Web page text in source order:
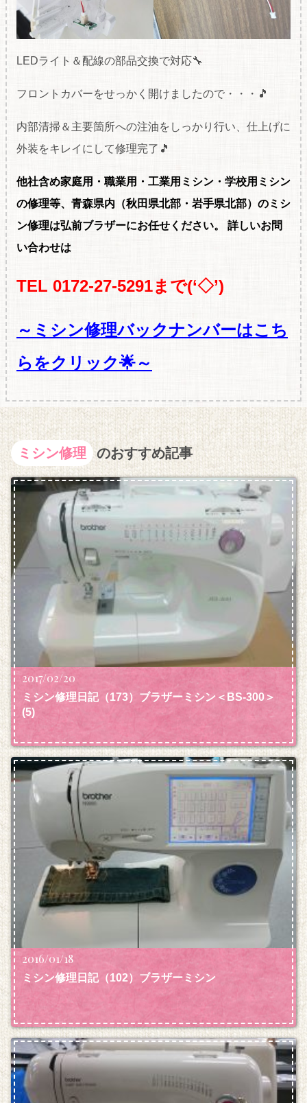
LEDライト＆配線の部品交換で対応🔧
フロントカバーをせっかく開けましたので・・・🎵
内部清掃＆主要箇所への注油をしっかり行い、仕上げに
外装をキレイにして修理完了🎵
他社含め家庭用・職業用・工業用ミシン・学校用ミシン
の修理等、青森県内（秋田県北部・岩手県北部）のミシ
ン修理は弘前ブラザーにお任せください。
詳しいお問
い合わせは
TEL 0172-27-5291まで(‘◇’)ゞ
～ミシン修理バックナンバーはこち
らをクリック🌟～
ミシン修理 のおすすめ記事
2017/02/20
ミシン修理日記（173）ブラザーミシン＜BS-300＞
(5)
2016/01/18
ミシン修理日記（102）ブラザーミシン